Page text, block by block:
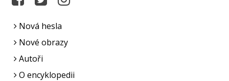
Nová hesla
Nové obrazy
Autoři
O encyklopedii